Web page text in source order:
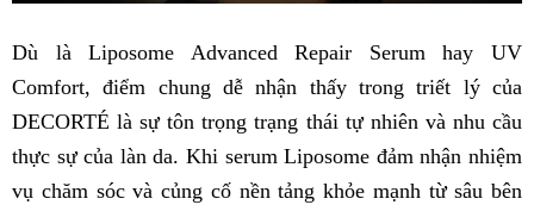
Dù là Liposome Advanced Repair Serum hay UV
Comfort, điểm chung dễ nhận thấy trong triết lý của
DECORTÉ là sự tôn trọng trạng thái tự nhiên và nhu cầu
thực sự của làn da. Khi serum Liposome đảm nhận nhiệm
vụ chăm sóc và củng cố nền tảng khỏe mạnh từ sâu bên